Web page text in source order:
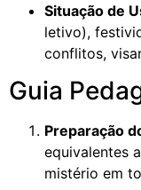
Situação de
letivo),
conflitos,
Guia
Preparação
equivalentes
mistério em